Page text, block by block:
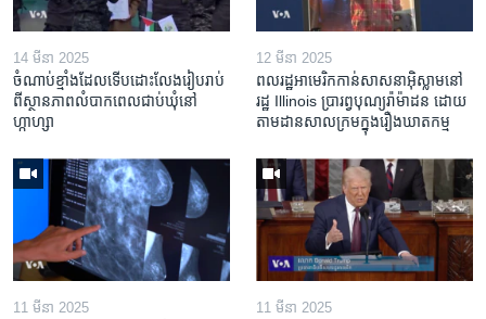
14 មីនា 2025
ចំណាប់ខ្មាំង​ដែល​ទើប​ដោះលែង​រៀបរាប់​
ពី​ស្ថានភាព​​លំបាក​ពេល​ជាប់​ឃុំ​នៅ​
ហ្កាហ្សា
12 មីនា 2025
ពលរដ្ឋអាមេរិក​កាន់សាសនា​អ៊ិស្លាម​នៅ
រដ្ឋ Illinois ​ប្រារព្វបុណ្យរ៉ាម៉ាដន ​ដោយ​
តាម​ដាន​​សាលក្រមក្នុងរឿងឃាតកម្ម
11 មីនា 2025 11 មីនា 2025